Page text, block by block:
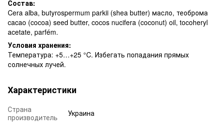
Состав:
Cera alba, butyrospermum parkii (shea butter) масло, теоброма
cacao (cocoa) seed butter, cocos nucifera (coconut) oil, tocoheryl
acetate, parfém.
Условия хранения:
Температура: +5…+25 °C. Избегать попадания прямых
солнечных лучей.
Характеристики
Страна
производитель
Украина